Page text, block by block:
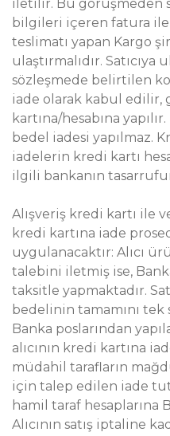
iletilir. Bu görüşmeden
bilgileri içeren fatura ile
teslimatı yapan Kargo
ulaştırmalıdır.
sözleşmede belirtilen
iade olarak kabul edilir,
kartına/hesabına
bedel iadesi yapılmaz.
iadelerin kredi kartı
ilgili bankanın
Alışveriş kredi kartı ile
kredi kartına iade
uygulanacaktır: Alıcı
talebini iletmiş ise,
taksitle yapmaktadır.
bedelinin tamamını
Banka poslarından
alıcının kredi kartına
müdahil tarafların
için talep edilen iade
hamil taraf hesaplarına
Alıcının satış iptaline